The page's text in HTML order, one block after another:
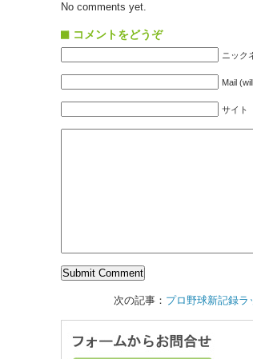
No comments yet.
コメントをどうぞ
ニック
Mail
サイト
次の記事： プロ野球新記録ラ